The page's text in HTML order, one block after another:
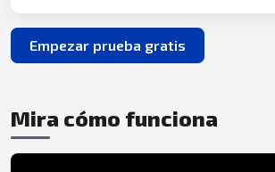
Empezar prueba gratis
Mira cómo funciona